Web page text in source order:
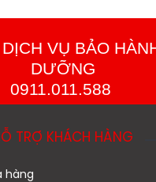
VỤ BẢO
DƯỠNG
0911.011.588
TRỢ KHÁCH HÀNG
hàng